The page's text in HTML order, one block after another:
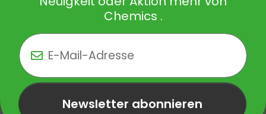
Chemics .
Newsletter abonnieren